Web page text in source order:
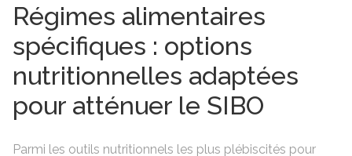
Régimes alimentaires
spécifiques : options
nutritionnelles adaptées
pour atténuer le SIBO
Parmi les outils nutritionnels les plus plébiscités pour